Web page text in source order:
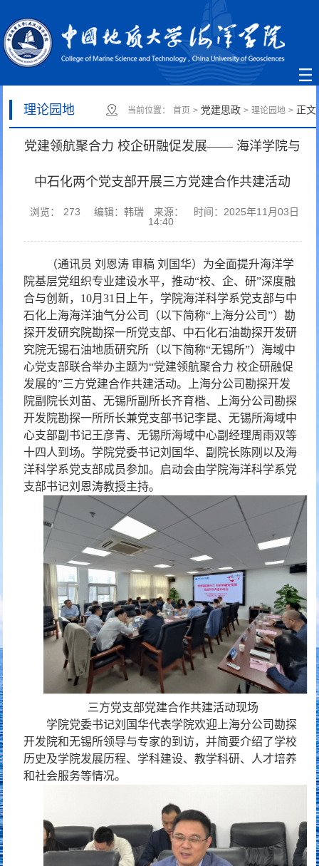
理论园地 当前位置： 首页 >党建思政 > 理论园地 >正文
党建领航聚合力 校企研融促发展—— 海洋学院与
中石化两个党支部开展三方党建合作共建活动
浏览： 273 编辑：韩瑞 来源：
时间：2025年11月03日
14:40
（通讯员 刘恩涛 审稿 刘国华） 为全面提升海洋学
院基层党组织专业建设水平，推动“校、企、研”深度融
合与创新，10月31日上午，学院海洋科学系党支部与中
石化上海海洋油气分公司（以下简称“上海分公司”）勘
探开发研究院勘探一所党支部、中石化石油勘探开发研
究院无锡石油地质研究所（以下简称“无锡所”）海域中
心党支部联合举办主题为“党建领航聚合力 校企研融促
发展的”三方党建合作共建活动。上海分公司勘探开发
院副院长刘苗、无锡所副所长齐育楷、上海分公司勘探
开发院勘探一所所长兼党支部书记李昆、无锡所海域中
心支部副书记王彦青、无锡所海域中心副经理周雨双等
十四人到场。学院党委书记刘国华、副院长陈刚以及海
洋科学系党支部成员参加。启动会由学院海洋科学系党
支部书记刘恩涛教授主持。
三方党支部党建合作共建活动现场
学院党委书记刘国华代表学院欢迎上海分公司勘探
开发院和无锡所领导与专家的到访，并简要介绍了学校
历史及学院发展历程、学科建设、教学科研、人才培养
和社会服务等情况。